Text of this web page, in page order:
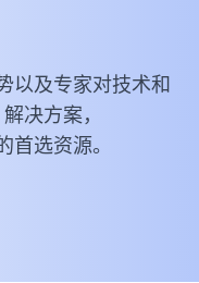
以及专家对技术和
决方案，
选资源。